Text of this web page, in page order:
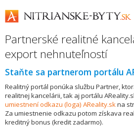
Partnerské realitné
export nehnuteľností
Staňte sa partnerom portálu
Realitný portál ponúka službu Partner,
realitnej kancelárii, tak aj portálu
umiestnení odkazu (loga) AReality.skna
Za umiestnenie odkazu potom získava
kreditný bonus (kredit zadarmo).